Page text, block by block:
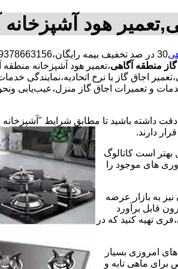
هود آشپزخانه
منطقه آگاهی،تعمیر هود آشپزخانه منطقه
اجاق گاز با نرخ اتحادیه،نمایندگی
و تعمیرات اجاق گاز منزل،عیب‌یابی
داشته باشید تا مطابق شرایط
دارند.
بهتر است کاتالوگ
های موجود را
به بازار عرضه
قابل برآورد
تهیه کنید که در
امروزی بسیار
برای ماهی تابه و